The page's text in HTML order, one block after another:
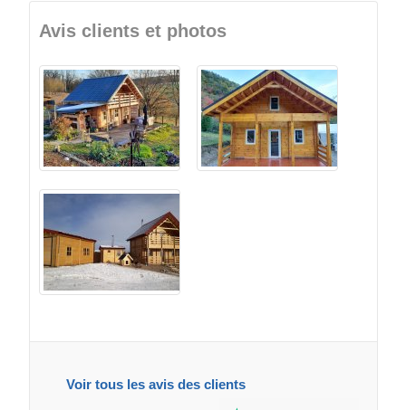
Avis clients et photos
Voir tous les avis des clients